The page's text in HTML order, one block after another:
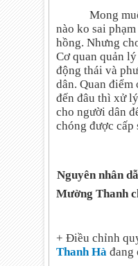
Mong
nào ko sai
hồng. Nhưng
Cơ quan quản
động thái và
dân. Quan điểm
đến đâu thì xử
cho người dân
chóng được cấp
1.
Nguyên nhân
Mường Thanh
+ Điều chỉnh
Thanh Hà đang